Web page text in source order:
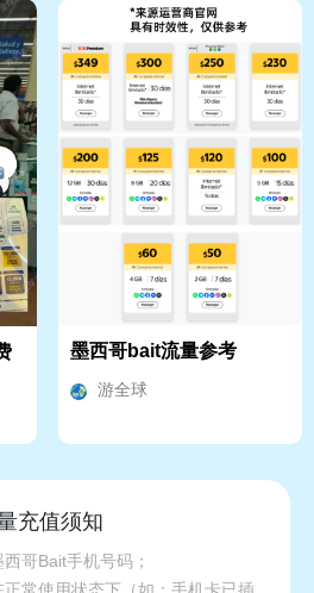
墨西哥bait流量参考
游全球
充值须知
哥Bait手机号码；